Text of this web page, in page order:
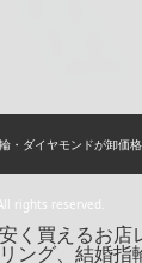
ダイヤモンドが卸価
rights reserved.
く買えるお店
ング、結婚指